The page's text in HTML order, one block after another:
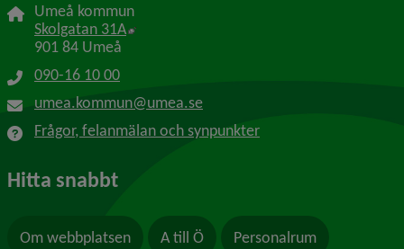
Umeå kommun
Skolgatan 31A Länk till annan webbplats, öppnas i nytt
901 84 Umeå
090-16 10 00
umea.kommun@umea.se
Frågor, felanmälan och synpunkter
Hitta snabbt
Om webbplatsen A till Ö Personalrum